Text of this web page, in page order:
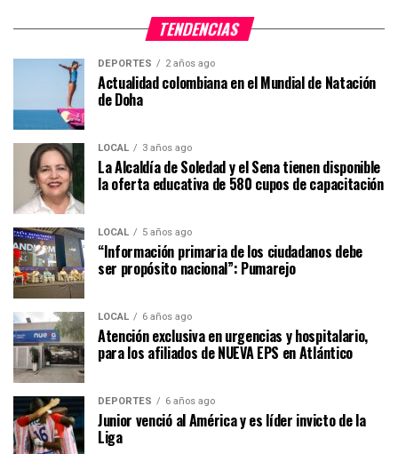
TENDENCIAS
DEPORTES 2 años ago
Actualidad colombiana en el Mundial de Natación
de Doha
LOCAL 3 años ago
La Alcaldía de Soledad y el Sena tienen disponible
la oferta educativa de 580 cupos de capacitación
LOCAL 5 años ago
“Información primaria de los ciudadanos debe
ser propósito nacional”: Pumarejo
LOCAL 6 años ago
Atención exclusiva en urgencias y hospitalario,
para los afiliados de NUEVA EPS en Atlántico
DEPORTES 6 años ago
Junior venció al América y es líder invicto de la
Liga